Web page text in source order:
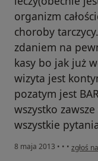
organizm
choroby
zdaniem na
kasy bo jak już
wizyta jest
pozatym jest
wszystko
wszystkie
8 maja 2013 • • • w opinii
zgłoś